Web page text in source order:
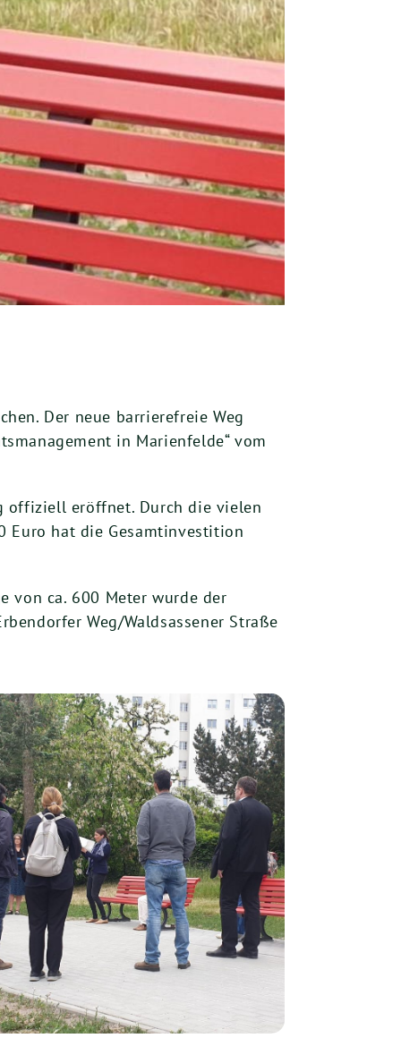
Der neue barrierefreie Weg
in Marienfelde“ vom
offiziell eröffnet. Durch die vielen
Euro hat die Gesamtinvestition
von ca. 600 Meter wurde der
Weg/Waldsassener Straße